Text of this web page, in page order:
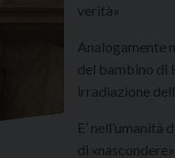
verità»
Analogamente
del bambino di
irradiazione
E’
di